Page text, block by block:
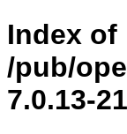
Index of
/pub/
7.0.13-